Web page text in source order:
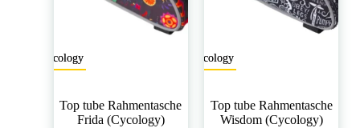
Cycology
Top tube Rahmentasche
Frida (Cycology)
Cycology
Top tube Rahmentasche
Wisdom (Cycology)